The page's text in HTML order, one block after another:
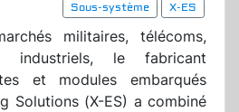
Sous-système
X-ES
militaires, télécoms,
industriels, le fabricant
et modules embarqués
Solutions (X-ES) a combiné